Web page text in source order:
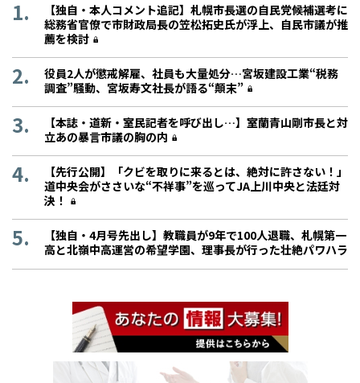
【独自・本人コメント追記】札幌市長選の自民党候補選考に
総務省官僚で市財政局長の笠松拓史氏が浮上、自民市議が推
薦を検討
役員2人が懲戒解雇、社員も大量処分…宮坂建設工業“税務
調査”騒動、宮坂寿文社長が語る“顛末”
【本誌・道新・室民記者を呼び出し…】室蘭青山剛市長と対
立あの暴言市議の胸の内
【先行公開】「クビを取りに来るとは、絶対に許さない！」
道中央会がささいな“不祥事”を巡ってJA上川中央と法廷対
決！
【独自・4月号先出し】教職員が9年で100人退職、札幌第一
高と北嶺中高運営の希望学園、理事長が行った壮絶パワハラ